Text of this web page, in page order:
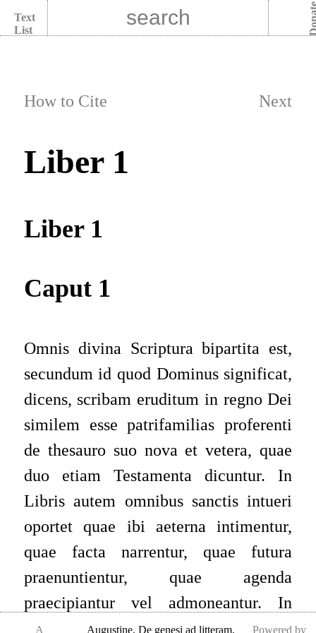
Text
List
How to Cite Next
Liber 1
Liber 1
Caput 1
Omnis divina Scriptura bipartita est,
secundum id quod Dominus significat,
dicens, scribam eruditum in regno Dei
similem esse patrifamilias proferenti
de thesauro suo nova et vetera, quae
duo etiam Testamenta dicuntur. In
Libris autem omnibus sanctis intueri
oportet quae ibi aeterna intimentur,
quae facta narrentur, quae futura
praenuntientur, quae agenda
praecipiantur vel admoneantur. In
narratione ergo rerum factarum
A Augustine, De genesi ad litteram, Powered by